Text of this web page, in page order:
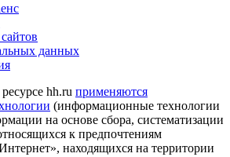
данных
hh.ru применяются
(информационные технологии
на основе сбора, систематизации
к предпочтениям
находящихся на территории